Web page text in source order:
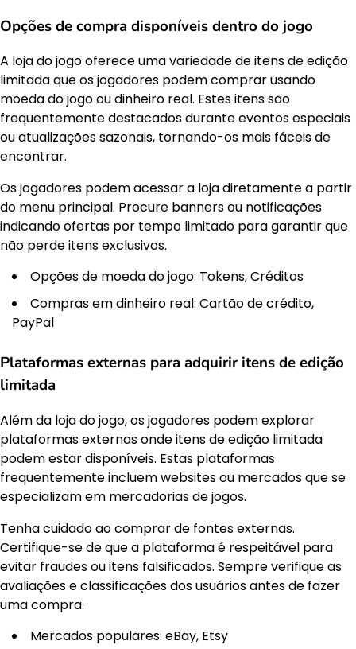
Opções de compra disponíveis dentro do jogo
A loja do jogo oferece uma variedade de itens de edição
limitada que os jogadores podem comprar usando
moeda do jogo ou dinheiro real. Estes itens são
frequentemente destacados durante eventos especiais
ou atualizações sazonais, tornando-os mais fáceis de
encontrar.
Os jogadores podem acessar a loja diretamente a partir
do menu principal. Procure banners ou notificações
indicando ofertas por tempo limitado para garantir que
não perde itens exclusivos.
Opções de moeda do jogo: Tokens, Créditos
Compras em dinheiro real: Cartão de crédito,
PayPal
Plataformas externas para adquirir itens de edição
limitada
Além da loja do jogo, os jogadores podem explorar
plataformas externas onde itens de edição limitada
podem estar disponíveis. Estas plataformas
frequentemente incluem websites ou mercados que se
especializam em mercadorias de jogos.
Tenha cuidado ao comprar de fontes externas.
Certifique-se de que a plataforma é respeitável para
evitar fraudes ou itens falsificados. Sempre verifique as
avaliações e classificações dos usuários antes de fazer
uma compra.
Mercados populares: eBay, Etsy